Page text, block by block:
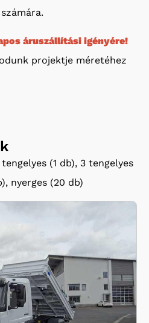
áruszállítási igényére!
projektje méretéhez
(1 db), 3 tengelyes
nyerges (20 db)